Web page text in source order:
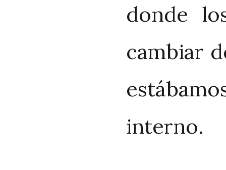
donde
cambiar
interno.